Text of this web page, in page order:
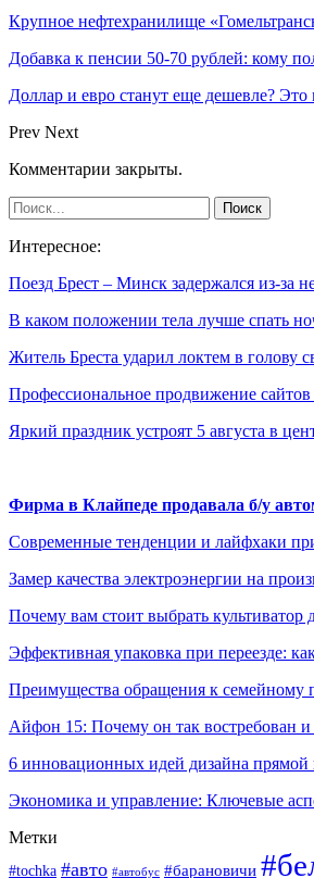
Крупное нефтехранилище
Добавка к пенсии 50-70 рублей: кому
Доллар и евро станут еще дешевле?
Prev Next
Комментарии закрыты.
Интересное:
Поезд Брест – Минск задержался из-за
В каком положении тела лучше спать
Житель Бреста ударил локтем в голову
Профессиональное продвижение
Яркий праздник устроят 5 августа в
Фирма в Клайпеде продавала б/у
Современные тенденции и лайфхаки
Замер качества электроэнергии на
Почему вам стоит выбрать культиватор
Эффективная упаковка при переезде:
Преимущества обращения к семейному
Айфон 15: Почему он так востребован и
6 инновационных идей дизайна
Экономика и управление: Ключевые
Метки
#tochka #авто #автобус #барановичи